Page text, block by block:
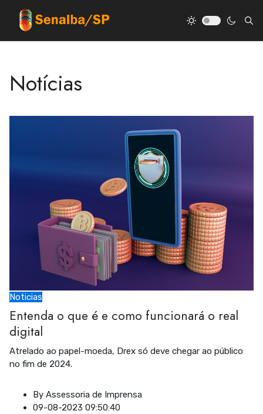
Notícias
Noticias
Entenda o que é e como funcionará o real
digital
Atrelado ao papel-moeda, Drex só deve chegar ao público
no fim de 2024.
By Assessoria de Imprensa
09-08-2023 09:50:40